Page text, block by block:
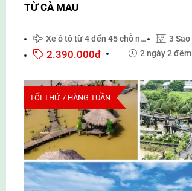
TỪ CÀ MAU
Xe ô tô từ 4 đến 45 chỗ ngồi 3 Sao
2.390.000đ 2 ngày 2 đêm
TỐI THỨ 7 HÀNG TUẦN